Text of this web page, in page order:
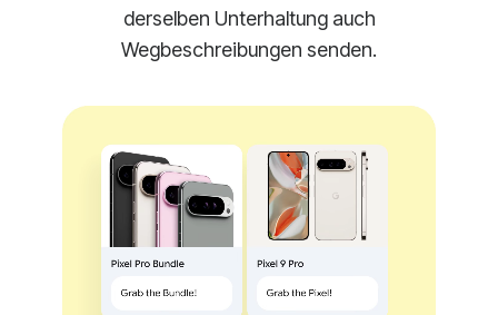
derselben Unterhaltung auch
Wegbeschreibungen senden.